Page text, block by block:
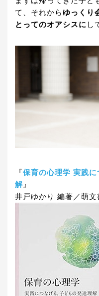
て、それから ゆっくり
とってのオアシスに し
『保育の心理学 実践
解 』
井戸ゆかり 編著／萌文